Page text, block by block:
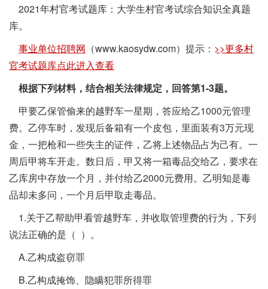
2021年村官考试题库：大学生村官考试综合知识全真题
库。
事业单位招聘网 （www.kaosydw.com）提示： >>更多村
官考试题库点此进入查看
根据下列材料，结合相关法律规定，回答第1-3题。
甲要乙保管偷来的越野车一星期，答应给乙1000元管理
费。乙停车时，发现后备箱有一个皮包，里面装有3万元现
金，一把枪和一些失主的证件，乙将上述物品占为己有。一
周后甲将车开走。数日后，甲又将一箱毒品交给乙，要求在
乙库房中存放一个月，并付给乙2000元费用。乙明知是毒
品却未多问，一个月后甲取走毒品。
1.关于乙帮助甲看管越野车，并收取管理费的行为，下列
说法正确的是（ ）。
A.乙构成盗窃罪
B.乙构成掩饰、隐瞒犯罪所得罪